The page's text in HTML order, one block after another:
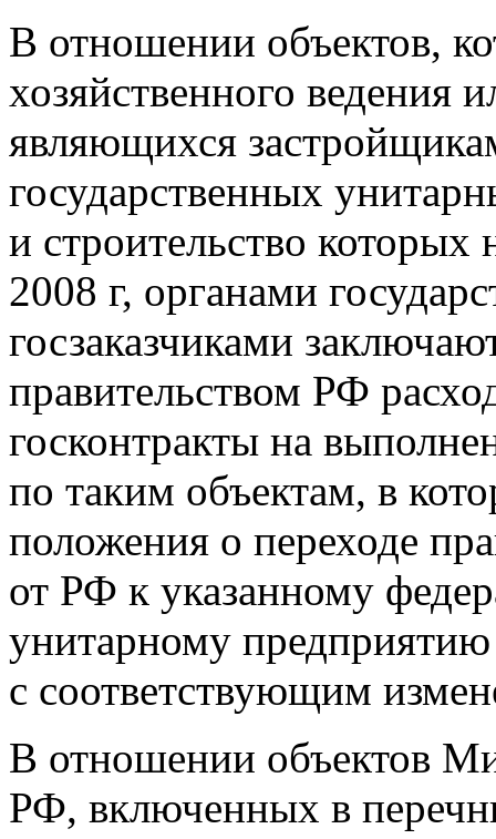
В отношении объектов,
хозяйственного ведения
являющихся
государственных
и строительство которых
2008 г, органами
госзаказчиками
правительством РФ
госконтракты на
по таким объектам, в
положения о переходе
от РФ к указанному
унитарному
с соответствующим
В отношении объектов
РФ, включенных в